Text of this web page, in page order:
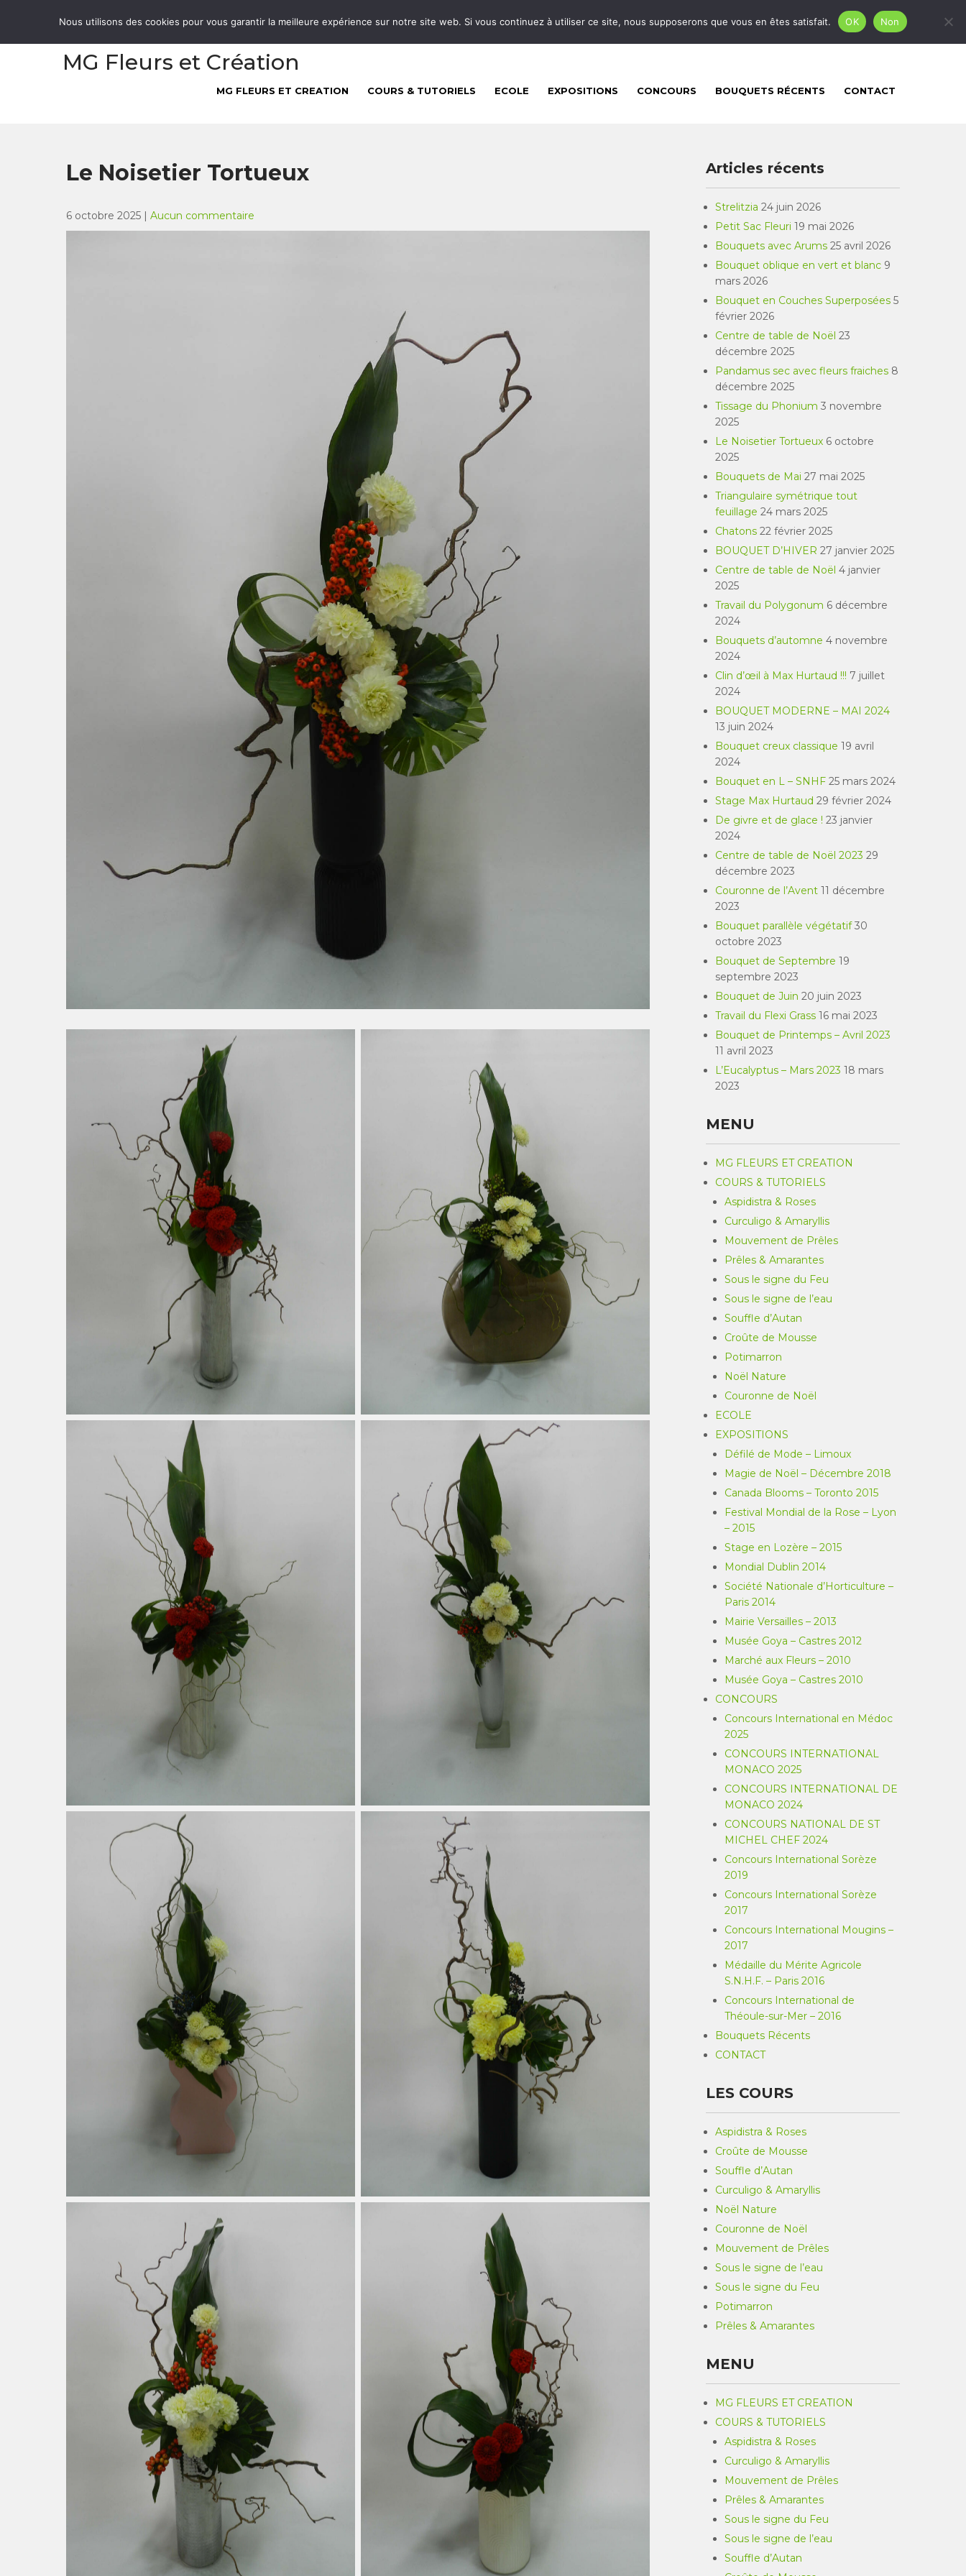
mgfleursetcreation@gmail.com
MG Fleurs et Création
MG FLEURS ET CREATION COURS & TUTORIELS ECOLE EXPOSITIONS CONCOURS BOUQUETS RÉCENTS CONTACT
Le Noisetier Tortueux
6 octobre 2025 | Aucun commentaire
Noisetier Tortueux Noisetier Tortueux
Noisetier Tortueux Noisetier Tortueux
Noisetier Tortueux Noisetier Tortueux
Noisetier Tortueux Noisetier Tortueux
Articles récents
Strelitzia 24 juin 2026
Petit Sac Fleuri 19 mai 2026
Bouquets avec Arums 25 avril 2026
Bouquet oblique en vert et blanc 9
mars 2026
Bouquet en Couches Superposées 5
février 2026
Centre de table de Noël 23
décembre 2025
Pandamus sec avec fleurs fraiches 8
décembre 2025
Tissage du Phonium 3 novembre
2025
Le Noisetier Tortueux 6 octobre
2025
Bouquets de Mai 27 mai 2025
Triangulaire symétrique tout
feuillage 24 mars 2025
Chatons 22 février 2025
BOUQUET D’HIVER 27 janvier 2025
Centre de table de Noël 4 janvier
2025
Travail du Polygonum 6 décembre
2024
Bouquets d’automne 4 novembre
2024
Clin d’œil à Max Hurtaud !!! 7 juillet
2024
BOUQUET MODERNE – MAI 2024
13 juin 2024
Bouquet creux classique 19 avril
2024
Bouquet en L – SNHF 25 mars 2024
Stage Max Hurtaud 29 février 2024
De givre et de glace ! 23 janvier
2024
Centre de table de Noël 2023 29
décembre 2023
Couronne de l’Avent 11 décembre
2023
Bouquet parallèle végétatif 30
octobre 2023
Bouquet de Septembre 19
septembre 2023
Bouquet de Juin 20 juin 2023
Travail du Flexi Grass 16 mai 2023
Bouquet de Printemps – Avril 2023
11 avril 2023
L’Eucalyptus – Mars 2023 18 mars
2023
MENU
MG FLEURS ET CREATION
COURS & TUTORIELS
Aspidistra & Roses
Curculigo & Amaryllis
Mouvement de Prêles
Prêles & Amarantes
Sous le signe du Feu
Sous le signe de l’eau
Souffle d’Autan
Croûte de Mousse
Potimarron
Noël Nature
Couronne de Noël
ECOLE
EXPOSITIONS
Défilé de Mode – Limoux
Magie de Noël – Décembre 2018
Canada Blooms – Toronto 2015
Festival Mondial de la Rose – Lyon
– 2015
Stage en Lozère – 2015
Mondial Dublin 2014
Société Nationale d’Horticulture –
Paris 2014
Mairie Versailles – 2013
Musée Goya – Castres 2012
Marché aux Fleurs – 2010
Musée Goya – Castres 2010
CONCOURS
Concours International en Médoc
2025
CONCOURS INTERNATIONAL
MONACO 2025
CONCOURS INTERNATIONAL DE
MONACO 2024
CONCOURS NATIONAL DE ST
MICHEL CHEF 2024
Concours International Sorèze
2019
Concours International Sorèze
2017
Concours International Mougins –
2017
Médaille du Mérite Agricole
S.N.H.F. – Paris 2016
Concours International de
Théoule-sur-Mer – 2016
Bouquets Récents
CONTACT
LES COURS
Aspidistra & Roses
Croûte de Mousse
Souffle d’Autan
Curculigo & Amaryllis
Noël Nature
Couronne de Noël
Mouvement de Prêles
Sous le signe de l’eau
Sous le signe du Feu
Potimarron
Prêles & Amarantes
MENU
MG FLEURS ET CREATION
COURS & TUTORIELS
Aspidistra & Roses
Curculigo & Amaryllis
Mouvement de Prêles
Prêles & Amarantes
Sous le signe du Feu
Sous le signe de l’eau
Souffle d’Autan
Nous utilisons des cookies pour vous garantir la meilleure expérience sur notre site web. Si vous continuez à utiliser ce site, nous supposerons que vous en êtes satisfait. OK Non